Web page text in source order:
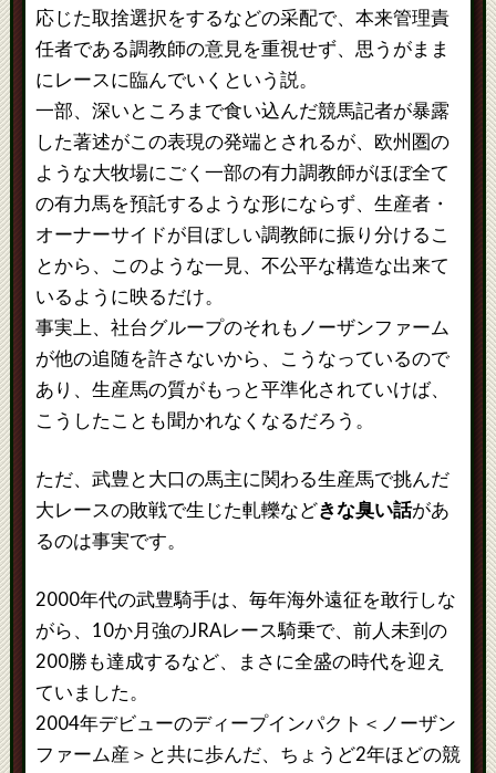
応じた取捨選択をするなどの采配で、本来管理責
任者である調教師の意見を重視せず、思うがまま
にレースに臨んでいくという説。
一部、深いところまで食い込んだ競馬記者が暴露
した著述がこの表現の発端とされるが、欧州圏の
ような大牧場にごく一部の有力調教師がほぼ全て
の有力馬を預託するような形にならず、生産者・
オーナーサイドが目ぼしい調教師に振り分けるこ
とから、このような一見、不公平な構造な出来て
いるように映るだけ。
事実上、社台グループのそれもノーザンファーム
が他の追随を許さないから、こうなっているので
あり、生産馬の質がもっと平準化されていけば、
こうしたことも聞かれなくなるだろう。
ただ、武豊と大口の馬主に関わる生産馬で挑んだ
大レースの敗戦で生じた軋轢などきな臭い話があ
るのは事実です。
2000年代の武豊騎手は、毎年海外遠征を敢行しな
がら、10か月強のJRAレース騎乗で、前人未到の
200勝も達成するなど、まさに全盛の時代を迎え
ていました。
2004年デビューのディープインパクト＜ノーザン
ファーム産＞と共に歩んだ、ちょうど2年ほどの競